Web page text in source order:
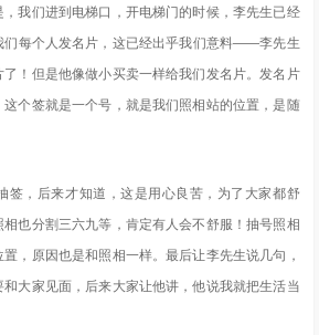
我们进到电梯口，开电梯门的时候，李先生已经
们每个人发名片，这已经出乎我们意料——李先生
！但是他像做小买卖一样给我们发名片。发名片
个签就是一个号，就是我们照相站的位置，是随
签，后来才知道，这是用心良苦，为了大家都舒
也分割三六九等，肯定有人会不舒服！抽号照相
，原因也是和照相一样。最后让李先生说几句，
大家见面，后来大家让他讲，他说我就把生活当